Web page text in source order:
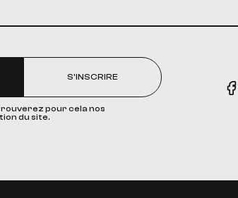
S'INSCRIRE
pour cela nos
du site.